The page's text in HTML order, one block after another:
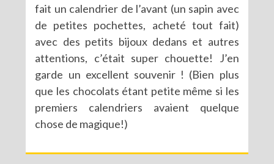
fait un calendrier de l’avant (un sapin avec
de petites pochettes, acheté tout fait)
avec des petits bijoux dedans et autres
attentions, c’était super chouette! J’en
garde un excellent souvenir ! (Bien plus
que les chocolats étant petite même si les
premiers calendriers avaient quelque
chose de magique!)